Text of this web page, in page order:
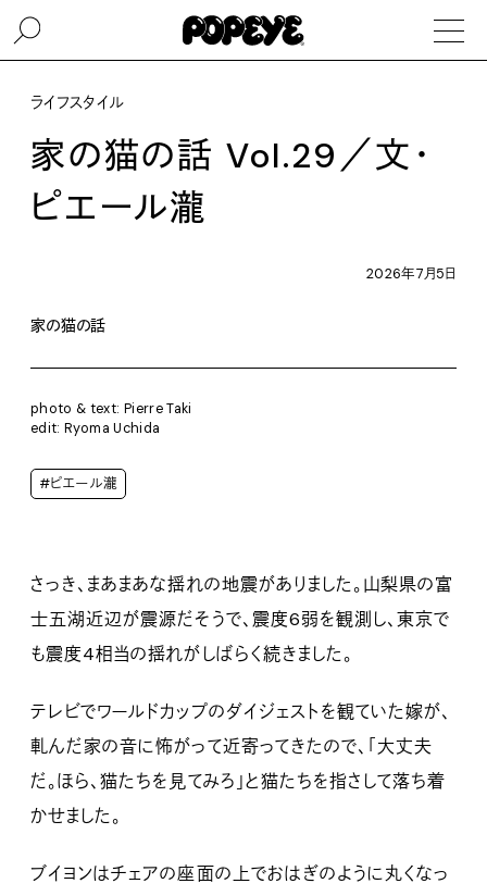
ライフスタイル
家の猫の話 Vol.29／文・
ピエール瀧
2026年7月5日
家の猫の話
photo & text: Pierre Taki
edit: Ryoma Uchida
#ピエール瀧
さっき、まあまあな揺れの地震がありました。山梨県の富
士五湖近辺が震源だそうで、震度6弱を観測し、東京で
も震度4相当の揺れがしばらく続きました。
テレビでワールドカップのダイジェストを観ていた嫁が、
軋んだ家の音に怖がって近寄ってきたので、「大丈夫
だ。ほら、猫たちを見てみろ」と猫たちを指さして落ち着
かせました。
ブイヨンはチェアの座面の上でおはぎのように丸くなっ